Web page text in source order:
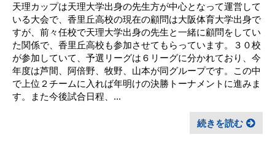
天理カップは天理大学出身の先生方が中心となって運営して
いる大会で、香里丘高校の現在の顧問は大阪体育大学出身で
すが、前々任校で天理大学出身の先生と一緒に顧問をしてい
た関係で、香里丘高校も参加させてもらっています。３０校
が参加していて、予選リーグは６リーグに分かれており、今
年度は芦間、阿倍野、牧野、山本が同グループです。この中
で上位２チームに入れば年明けの決勝トーナメントに進みま
す。また今後試合日程、...
続きを読む